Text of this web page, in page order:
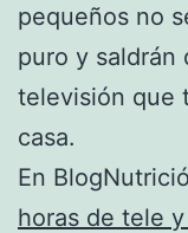
pequeños no
puro y saldrán
televisión que
casa.
En
horas de tele